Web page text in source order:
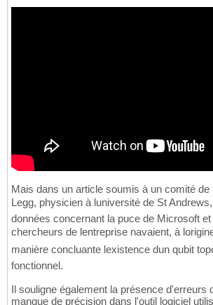
Mais dans un article soumis à un comité
Legg, physicien à luniversité de St
données concernant la puce de Microsoft
chercheurs de lentreprise navaient, à
manière concluante lexistence dun qubit
fonctionnel.
Il souligne également la présence d'erreurs
manque de précision dans l'outil logiciel